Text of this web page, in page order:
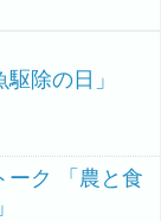
除の日」
ーク 「農と食